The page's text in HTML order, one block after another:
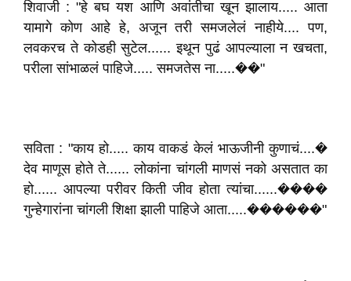
शिवाजी : "हे बघ यश आणि अवांतीचा खून झालाय..... आता
यामागे कोण आहे हे, अजून तरी समजलेलं नाहीये.... पण,
लवकरच ते कोडही सुटेल...... इथून पुढं आपल्याला न खचता,
परीला सांभाळलं पाहिजे..... समजतेस ना.....��"
सविता : "काय हो..... काय वाकडं केलं भाऊजीनी कुणाचं....�
देव माणूस होते ते...... लोकांना चांगली माणसं नको असतात का
हो...... आपल्या परीवर किती जीव होता त्यांचा......����
गुन्हेगारांना चांगली शिक्षा झाली पाहिजे आता.....������"